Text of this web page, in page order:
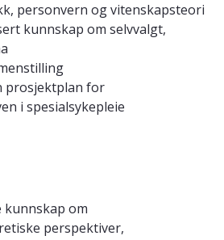
personvern og vitenskapsteori
kunnskap om selvvalgt,
prosjektplan for
i spesialsykepleie
kunnskap om
perspektiver,